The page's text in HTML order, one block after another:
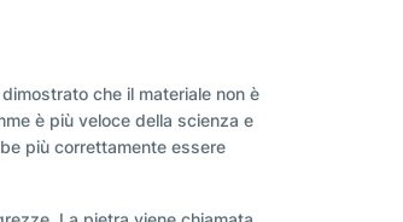
che il materiale non è
è più veloce della scienza e
più correttamente essere